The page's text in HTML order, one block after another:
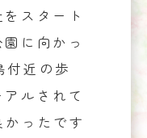
スタート
に向かっ
付近の歩
ルされて
ったです